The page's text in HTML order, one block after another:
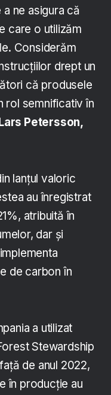
ne asigura că
care o utilizăm
Considerăm
drept un
că produsele
rol semnificativ în
Petersson,
lanțul valoric
au înregistrat
atribuită în
dar și
de carbon în
a utilizat
Stewardship
de anul 2022,
în producție au